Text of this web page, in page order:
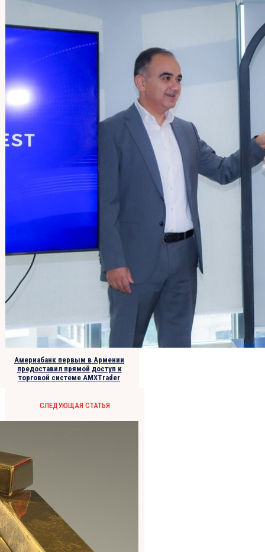
Америабанк первым в Армении
предоставил прямой доступ к
торговой системе AMXTrader
СЛЕДУЮЩАЯ СТАТЬЯ